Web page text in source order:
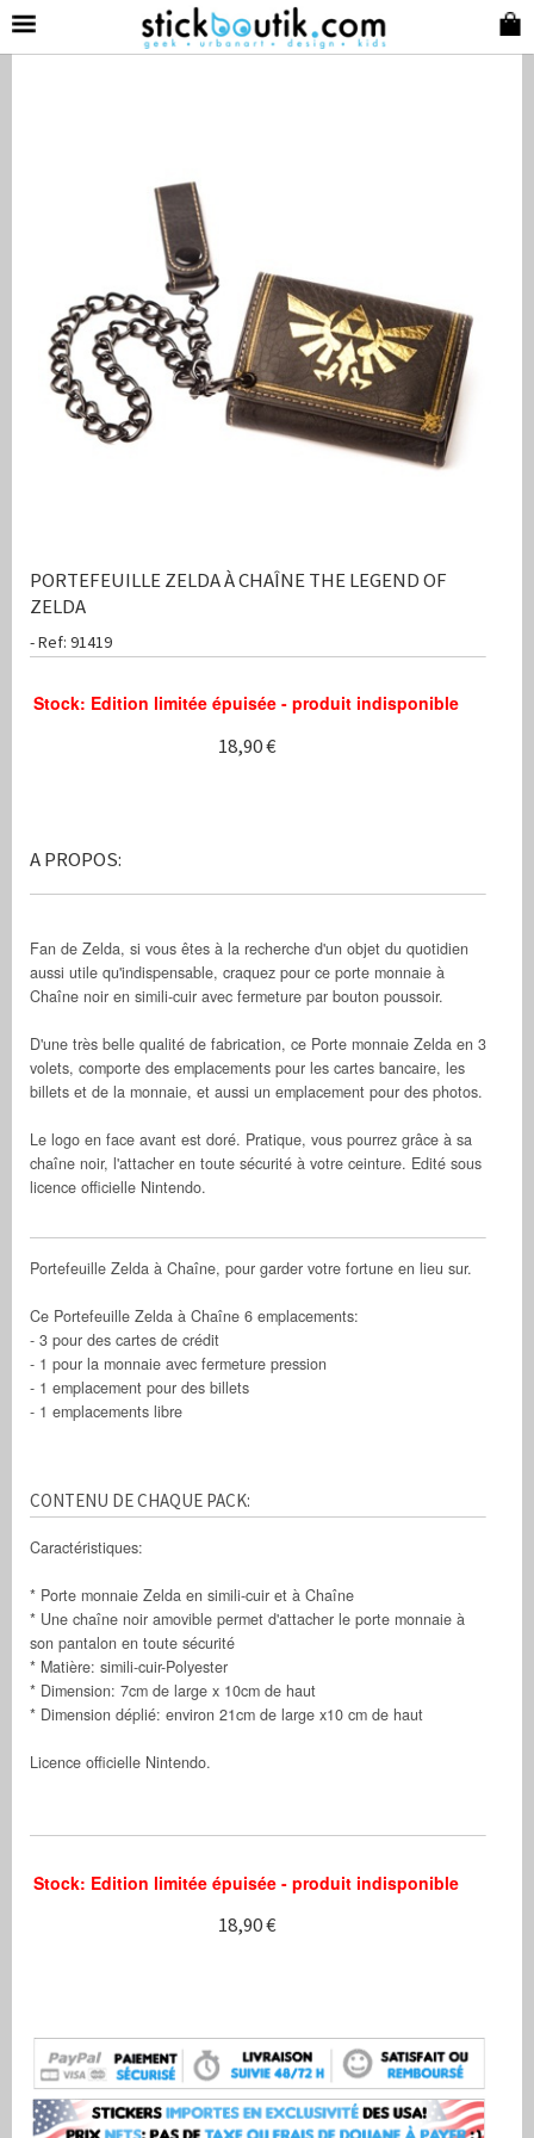
PORTEFEUILLE ZELDA À CHAÎNE THE LEGEND OF
ZELDA
- Ref: 91419
Stock: Edition limitée épuisée - produit indisponible
18,90 €
A PROPOS:
Fan de Zelda, si vous êtes à la recherche d'un objet du quotidien
aussi utile qu'indispensable, craquez pour ce porte monnaie à
Chaîne noir en simili-cuir avec fermeture par bouton poussoir.
D'une très belle qualité de fabrication, ce Porte monnaie Zelda en 3
volets, comporte des emplacements pour les cartes bancaire, les
billets et de la monnaie, et aussi un emplacement pour des photos.
Le logo en face avant est doré. Pratique, vous pourrez grâce à sa
chaîne noir, l'attacher en toute sécurité à votre ceinture. Edité sous
licence officielle Nintendo.
Portefeuille Zelda à Chaîne, pour garder votre fortune en lieu sur.
Ce Portefeuille Zelda à Chaîne 6 emplacements:
- 3 pour des cartes de crédit
- 1 pour la monnaie avec fermeture pression
- 1 emplacement pour des billets
- 1 emplacements libre
CONTENU DE CHAQUE PACK:
Caractéristiques:
* Porte monnaie Zelda en simili-cuir et à Chaîne
* Une chaîne noir amovible permet d'attacher le porte monnaie à
son pantalon en toute sécurité
* Matière: simili-cuir-Polyester
* Dimension: 7cm de large x 10cm de haut
* Dimension déplié: environ 21cm de large x10 cm de haut
Licence officielle Nintendo.
Stock: Edition limitée épuisée - produit indisponible
18,90 €